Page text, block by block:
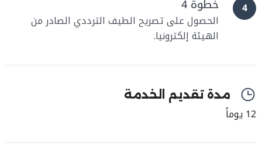
4 خطوة 4
الحصول على تصريح الطيف الترددي الصادر من
الهيئة إلكترونيا.
مدة تقديم الخدمة
12 يوماً